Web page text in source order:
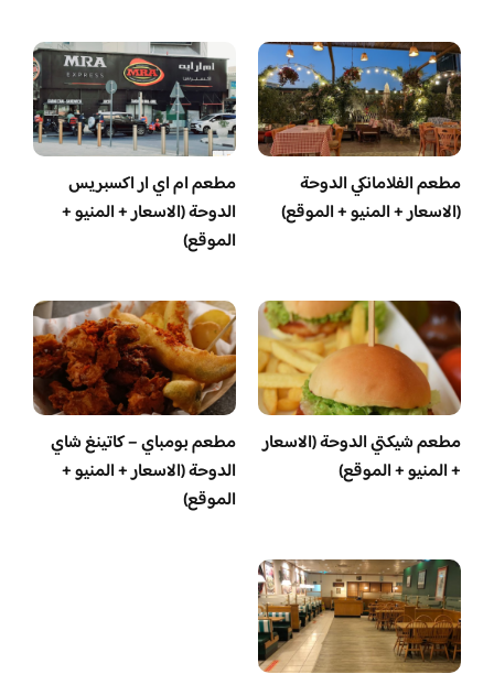
مطعم الفلامانكي الدوحة
(الاسعار + المنيو + الموقع)
مطعم ام اي ار اكسبريس
الدوحة (الاسعار + المنيو +
الموقع)
مطعم شيكتي الدوحة (الاسعار
+ المنيو + الموقع)
مطعم بومباي – كاتينغ شاي
الدوحة (الاسعار + المنيو +
الموقع)